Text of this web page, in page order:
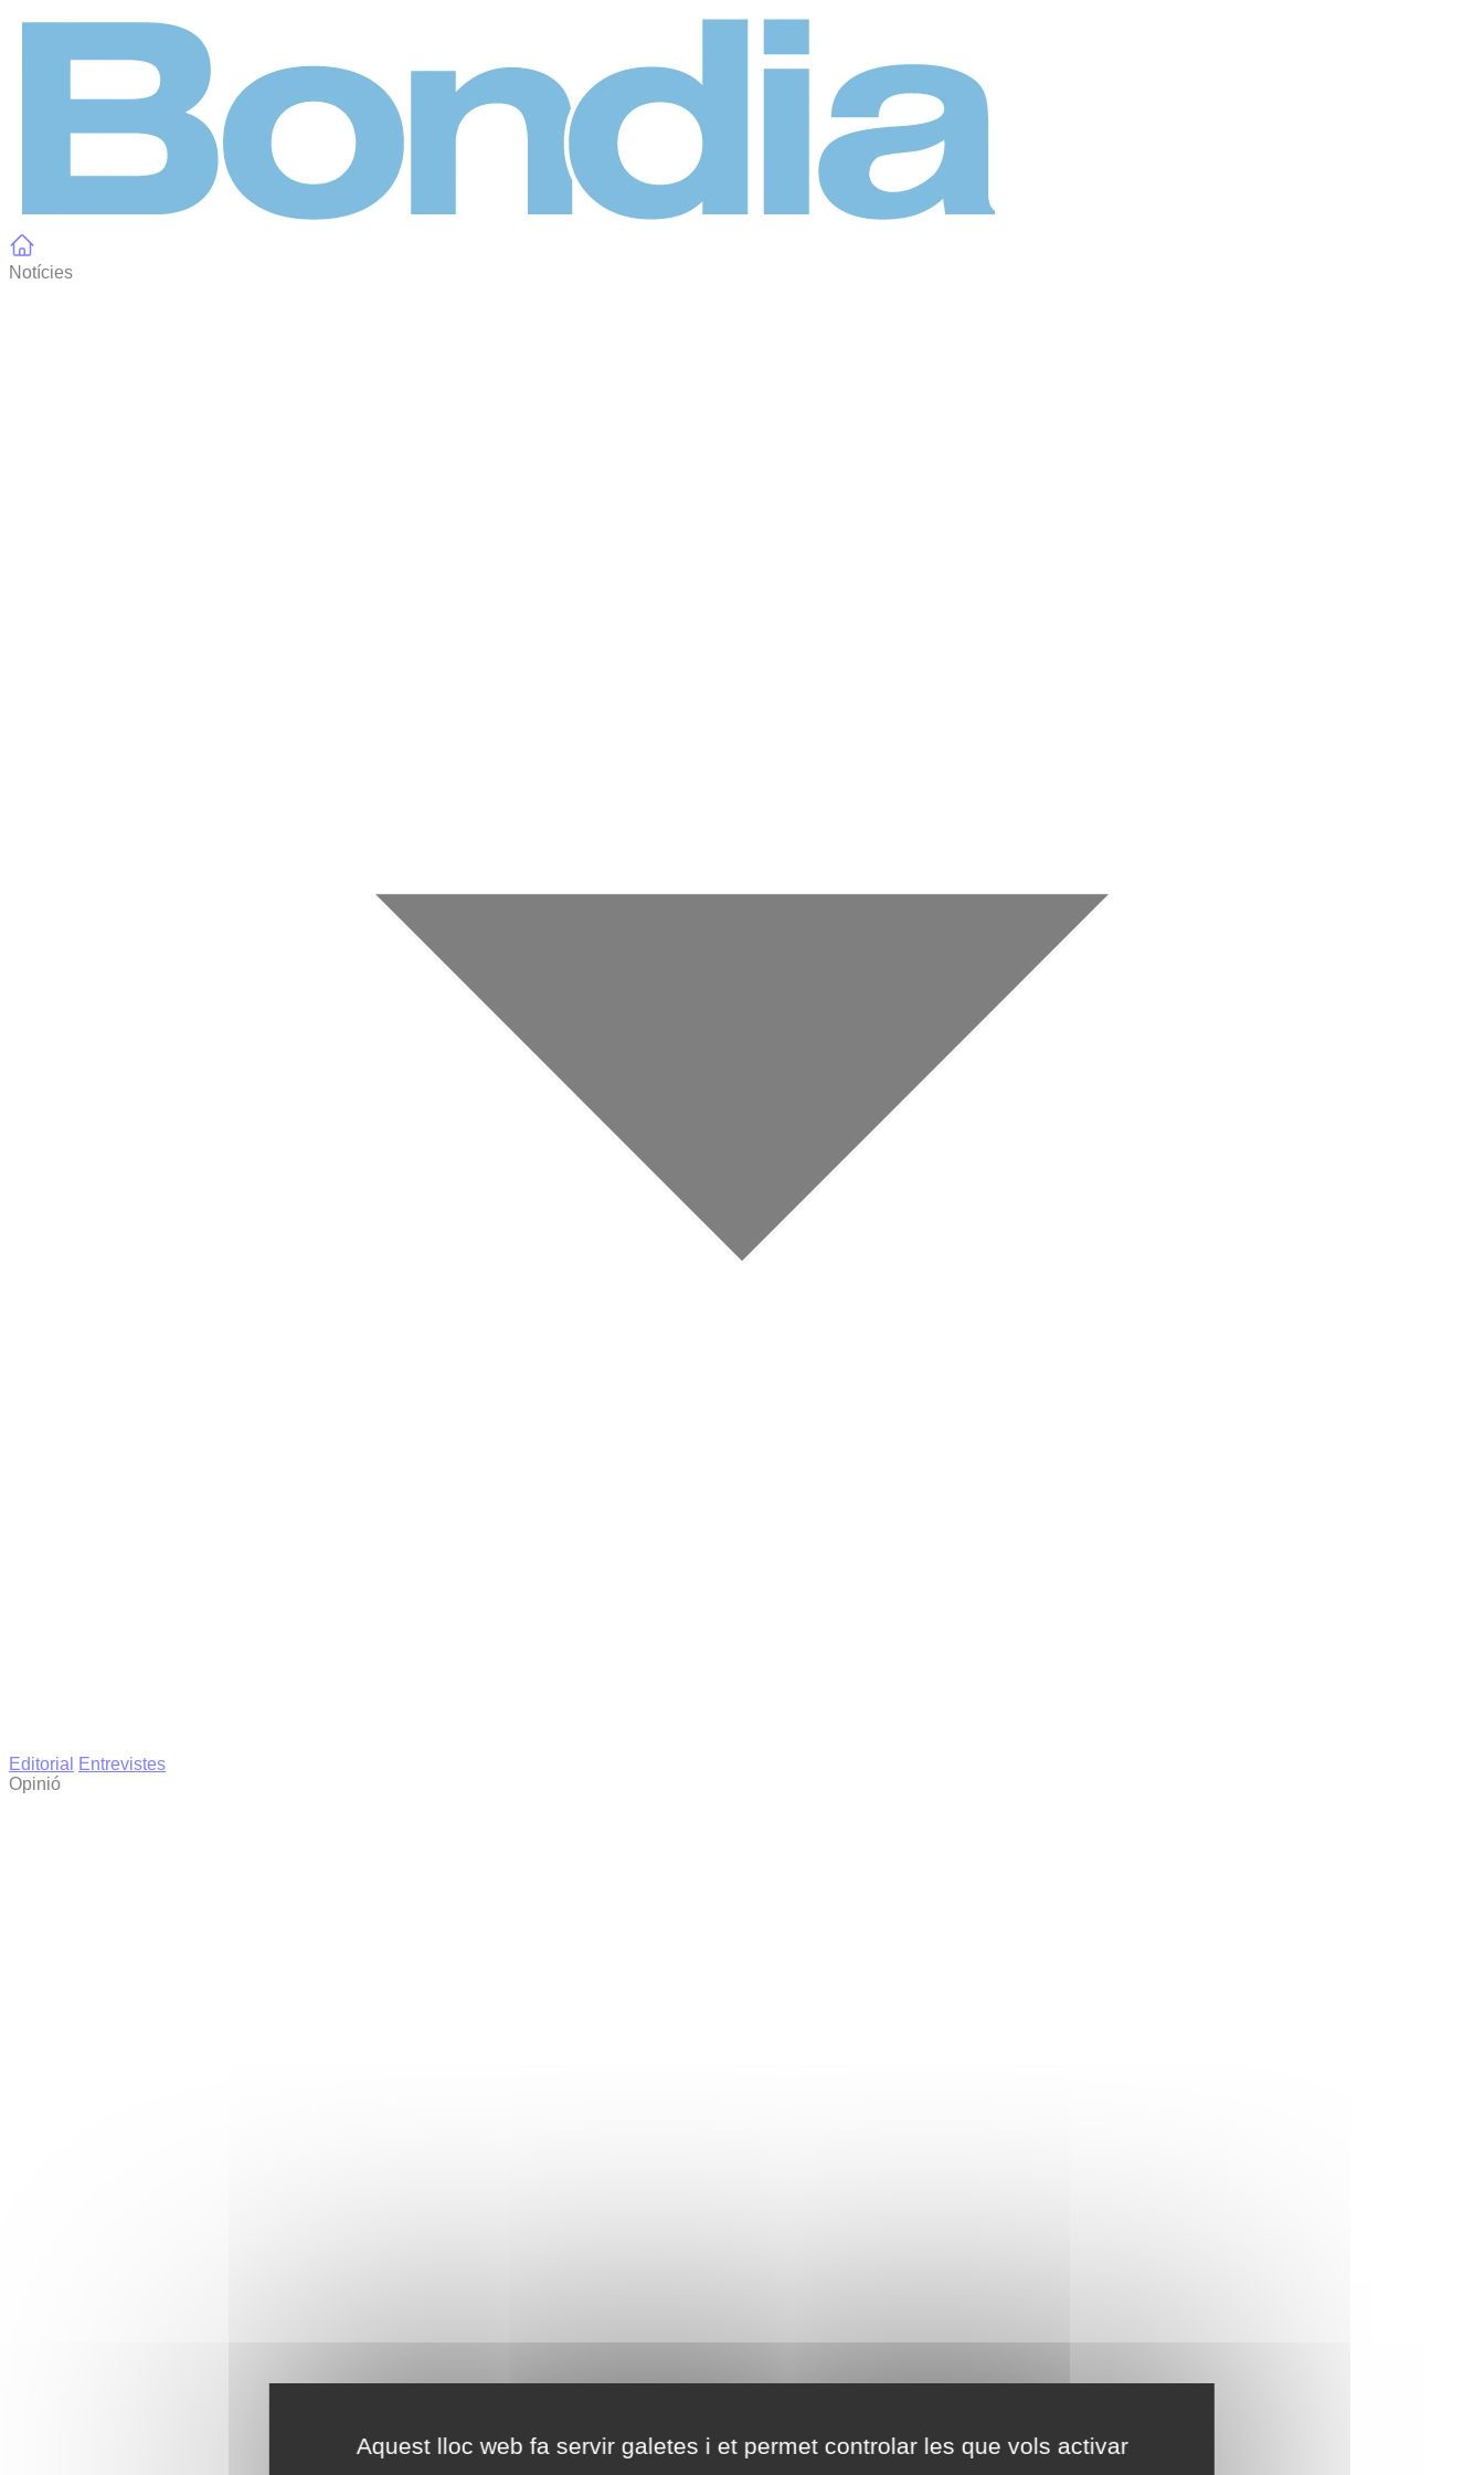
Aquest lloc web fa servir galetes i et permet controlar les que vols activar
Notícies
Editorial
Entrevistes
Opinió